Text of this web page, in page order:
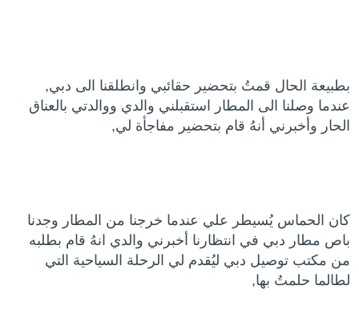
بطبيعة الحال قمتُ بتحضير حقائبي وانطلقنا الى دبي,
عندما وصلنا الى المطار استقبلني والدي ووالدتي بالعناق
الحار وأخبرني أنهُ قام بتحضير مفاجأة لي,
كان الحماس يُسيطر علي عندما خرجنا من المطار وجدنا
باص مطار دبي في انتظارنا أخبرني والدي انهُ قام بطلبه
من مكتب توصيل دبي ليُقدم لي الرحلة السياحية التي
لطالما حلمتُ بها,